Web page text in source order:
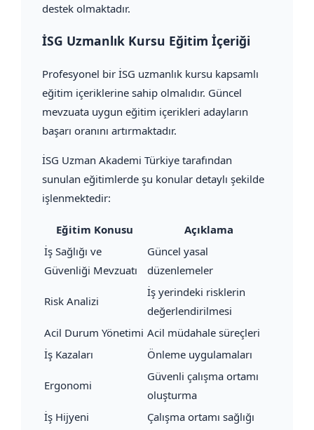
destek olmaktadır.
İSG Uzmanlık Kursu Eğitim İçeriği
Profesyonel bir İSG uzmanlık kursu kapsamlı
eğitim içeriklerine sahip olmalıdır. Güncel
mevzuata uygun eğitim içerikleri adayların
başarı oranını artırmaktadır.
İSG Uzman Akademi Türkiye tarafından
sunulan eğitimlerde şu konular detaylı şekilde
işlenmektedir:
Eğitim Konusu
Açıklama
İş Sağlığı ve
Güvenliği Mevzuatı
Güncel yasal
düzenlemeler
Risk Analizi
İş yerindeki risklerin
değerlendirilmesi
Acil Durum Yönetimi Acil müdahale süreçleri
İş Kazaları
Önleme uygulamaları
Ergonomi
Güvenli çalışma ortamı
oluşturma
İş Hijyeni
Çalışma ortamı sağlığı